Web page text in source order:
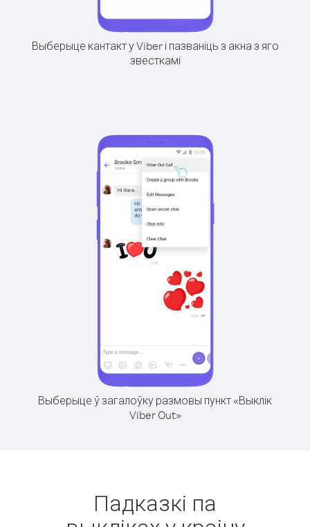
Выберыце кантакт у Viber і пазваніць з акна з яго
звесткамі
Выберыце ў загалоўку размовы пункт «Выклік
Viber Out»
Падказкі па